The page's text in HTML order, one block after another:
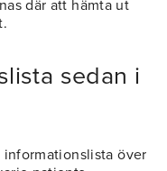
där att hämta ut
sedan i
informationslista över